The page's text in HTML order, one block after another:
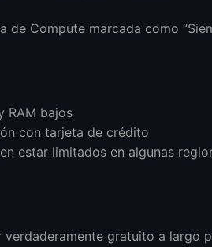
de Compute marcada como
RAM bajos
con tarjeta de crédito
estar limitados en algunas
verdaderamente gratuito a largo